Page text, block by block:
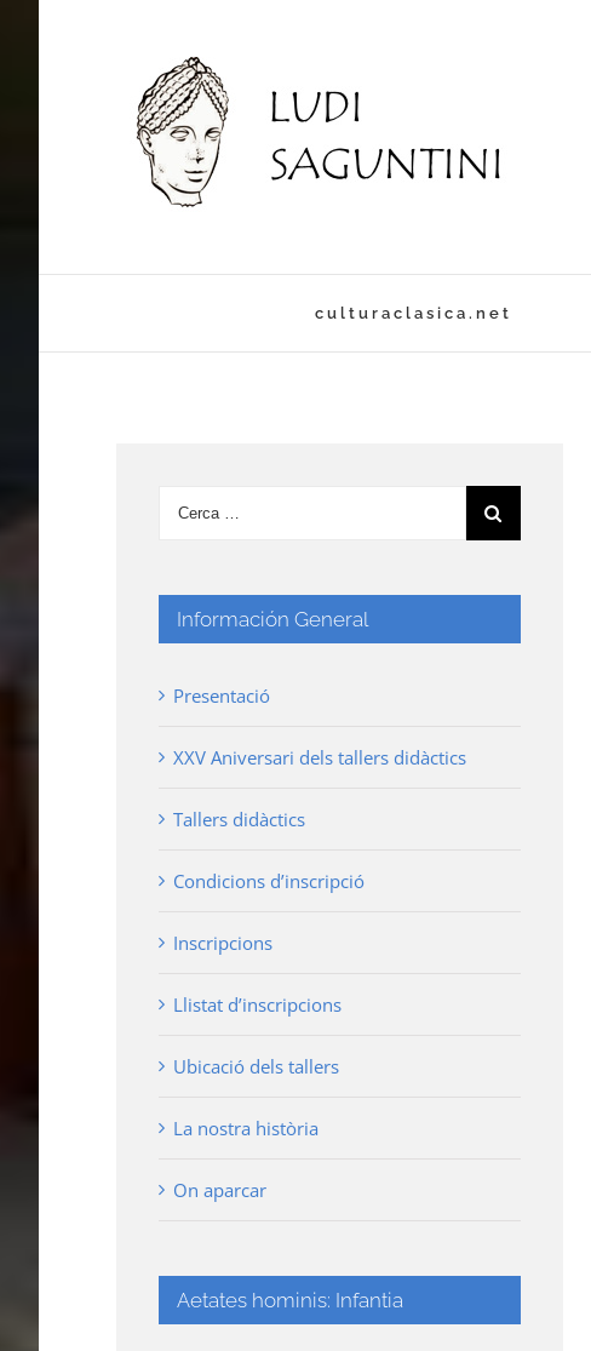
culturaclasica.net
Información General
Presentació
XXV Aniversari dels tallers didàctics
Tallers didàctics
Condicions d’inscripció
Inscripcions
Llistat d’inscripcions
Ubicació dels tallers
La nostra història
On aparcar
Aetates hominis: Infantia